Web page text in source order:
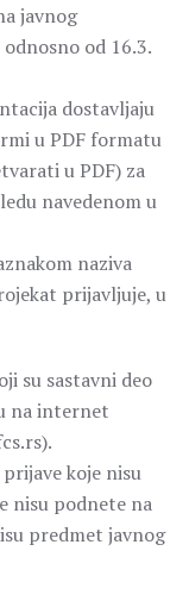
javnog
od 16.3.
dostavljaju
u PDF formatu
u PDF) za
navedenom u
naziva
prijavljuje, u
su sastavni deo
na internet
koje nisu
nisu podnete na
predmet javnog